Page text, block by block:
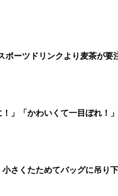
ポーツドリンクより麦茶が要
」「かわいくて一目ぼれ！
小さくたためてバッグに吊り